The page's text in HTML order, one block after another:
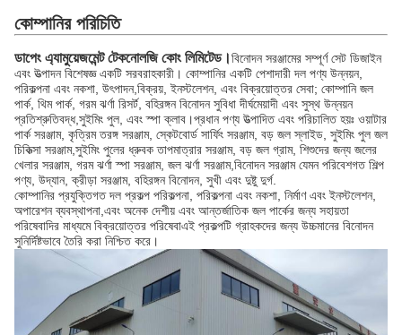
কোম্পানির পরিচিতি
ডাপেং এ্যামুয়েজমেন্ট টেকনোলজি কোং লিমিটেড।বিনোদন সরঞ্জামের সম্পূর্ণ সেট ডিজাইন
এবং উত্পাদন বিশেষজ্ঞ একটি সরবরাহকারী। কোম্পানির একটি পেশাদারী দল পণ্য উন্নয়ন,
পরিকল্পনা এবং নকশা, উৎপাদন,বিক্রয়, ইনস্টলেশন, এবং বিক্রয়োত্তর সেবা; কোম্পানি জল
পার্ক, থিম পার্ক, গরম ঝর্ণা রিসর্ট, বহিরঙ্গন বিনোদন সুবিধা দীর্ঘমেয়াদী এবং সুস্থ উন্নয়ন
প্রতিশ্রুতিবদ্ধ,সুইমিং পুল, এবং স্পা ক্লাব।প্রধান পণ্য উত্পাদিত এবং পরিচালিত হয়ঃ ওয়াটার
পার্ক সরঞ্জাম, কৃত্রিম তরঙ্গ সরঞ্জাম, স্কেটবোর্ড সার্ফিং সরঞ্জাম, বড় জল স্লাইড, সুইমিং পুল জল
চিকিত্সা সরঞ্জাম,সুইমিং পুলের ধ্রুবক তাপমাত্রার সরঞ্জাম, বড় জল গ্রাম, শিশুদের জন্য জলের
খেলার সরঞ্জাম, গরম ঝর্ণা স্পা সরঞ্জাম, জল ঝর্ণা সরঞ্জাম,বিনোদন সরঞ্জাম যেমন পরিবেশগত শিল্প
পণ্য, উদ্যান, ক্রীড়া সরঞ্জাম, বহিরঙ্গন বিনোদন, সুখী এবং দুষ্টু দুর্গ.
কোম্পানির প্রযুক্তিগত দল প্রকল্প পরিকল্পনা, পরিকল্পনা এবং নকশা, নির্মাণ এবং ইনস্টলেশন,
অপারেশন ব্যবস্থাপনা,এবং অনেক দেশীয় এবং আন্তর্জাতিক জল পার্কের জন্য সহায়তা
পরিষেবাদির মাধ্যমে বিক্রয়োত্তর পরিষেবাএই প্রকল্পটি গ্রাহকদের জন্য উচ্চমানের বিনোদন
সুনির্দিষ্টভাবে তৈরি করা নিশ্চিত করে।